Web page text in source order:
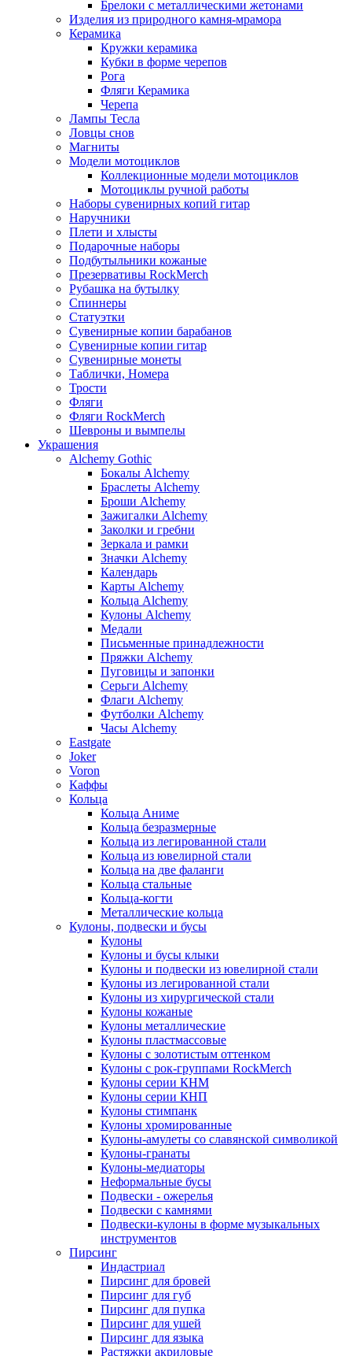
Брелоки с металлическими жетонами
Изделия из природного камня-мрамора
Керамика
Кружки керамика
Кубки в форме черепов
Рога
Фляги Керамика
Черепа
Лампы Тесла
Ловцы снов
Магниты
Модели мотоциклов
Коллекционные модели мотоциклов
Мотоциклы ручной работы
Наборы сувенирных копий гитар
Наручники
Плети и хлысты
Подарочные наборы
Подбутыльники кожаные
Презервативы RockMerch
Рубашка на бутылку
Спиннеры
Статуэтки
Сувенирные копии барабанов
Сувенирные копии гитар
Сувенирные монеты
Таблички, Номера
Трости
Фляги
Фляги RockMerch
Шевроны и вымпелы
Украшения
Alchemy Gothic
Бокалы Alchemy
Браслеты Alchemy
Броши Alchemy
Зажигалки Alchemy
Заколки и гребни
Зеркала и рамки
Значки Alchemy
Календарь
Карты Alchemy
Кольца Alchemy
Кулоны Alchemy
Медали
Письменные принадлежности
Пряжки Alchemy
Пуговицы и запонки
Серьги Alchemy
Флаги Alchemy
Футболки Alchemy
Часы Alchemy
Eastgate
Joker
Voron
Каффы
Кольца
Кольца Аниме
Кольца безразмерные
Кольца из легированной стали
Кольца из ювелирной стали
Кольца на две фаланги
Кольца стальные
Кольца-когти
Металлические кольца
Кулоны, подвески и бусы
Кулоны
Кулоны и бусы клыки
Кулоны и подвески из ювелирной стали
Кулоны из легированной стали
Кулоны из хирургической стали
Кулоны кожаные
Кулоны металлические
Кулоны пластмассовые
Кулоны с золотистым оттенком
Кулоны с рок-группами RockMerch
Кулоны серии КНМ
Кулоны серии КНП
Кулоны стимпанк
Кулоны хромированные
Кулоны-амулеты со славянской символикой
Кулоны-гранаты
Кулоны-медиаторы
Неформальные бусы
Подвески - ожерелья
Подвески с камнями
Подвески-кулоны в форме музыкальных
инструментов
Пирсинг
Индастриал
Пирсинг для бровей
Пирсинг для губ
Пирсинг для пупка
Пирсинг для ушей
Пирсинг для языка
Растяжки акриловые